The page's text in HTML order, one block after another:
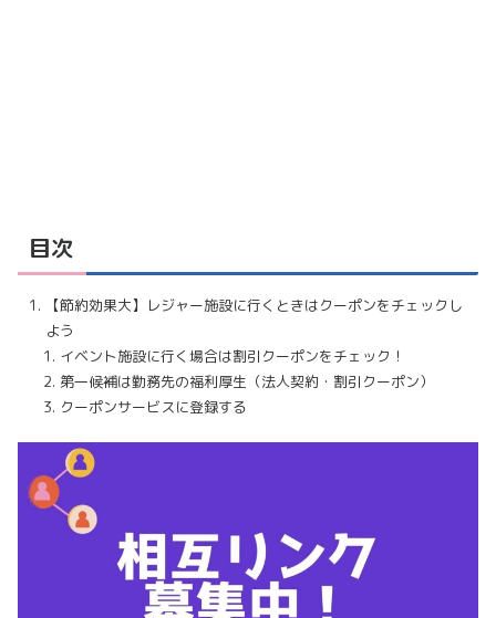
目次
【節約効果大】レジャー施設に行くときはクーポンをチェックし
よう
イベント施設に行く場合は割引クーポンをチェック！
第一候補は勤務先の福利厚生（法人契約・割引クーポン）
クーポンサービスに登録する